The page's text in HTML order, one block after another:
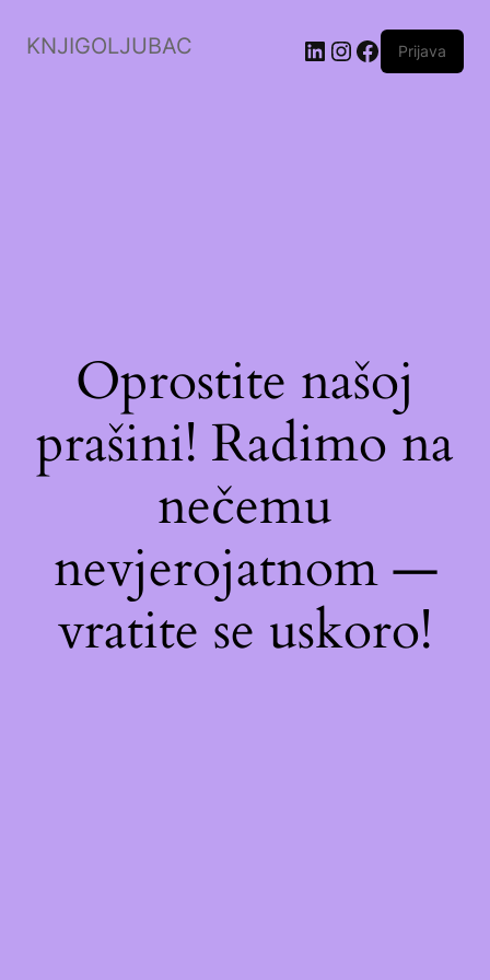
KNJIGOLJUBAC LinkedIn
Instagram
Facebook
Prijava
Oprostite našoj
prašini! Radimo na
nečemu
nevjerojatnom —
vratite se uskoro!